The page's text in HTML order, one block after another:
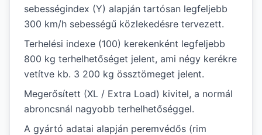
sebességindex (Y) alapján tartósan legfeljebb
300 km/h sebességű közlekedésre tervezett.
Terhelési indexe (100) kerekenként legfeljebb
800 kg terhelhetőséget jelent, ami négy kerékre
vetítve kb. 3 200 kg össztömeget jelent.
Megerősített (XL / Extra Load) kivitel, a normál
abroncsnál nagyobb terhelhetőséggel.
A gyártó adatai alapján peremvédős (rim